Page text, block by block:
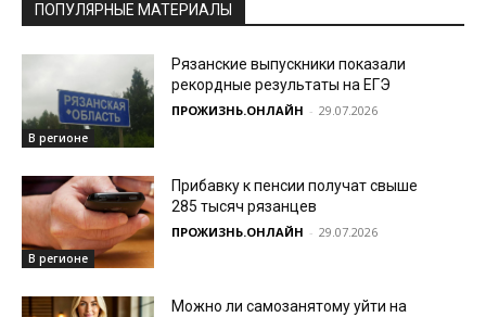
ПОПУЛЯРНЫЕ МАТЕРИАЛЫ
В регионе
Рязанские выпускники показали
рекордные результаты на ЕГЭ
ПРОЖИЗНЬ.ОНЛАЙН - 29.07.2026
В регионе
Прибавку к пенсии получат свыше
285 тысяч рязанцев
ПРОЖИЗНЬ.ОНЛАЙН - 29.07.2026
Можно ли самозанятому уйти на